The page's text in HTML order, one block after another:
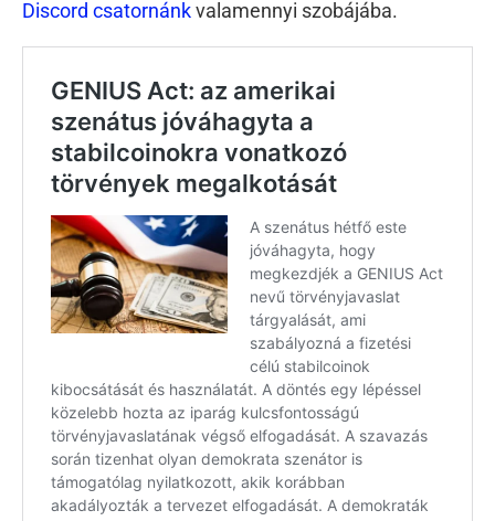
Discord csatornánkvalamennyi szobájába.